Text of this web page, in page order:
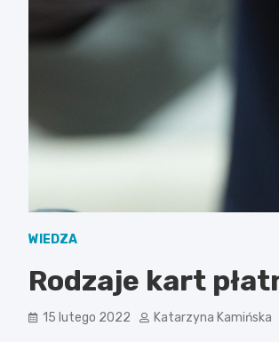
WIEDZA
Rodzaje kart
15 lutego 2022 Katarzyna Kamińska